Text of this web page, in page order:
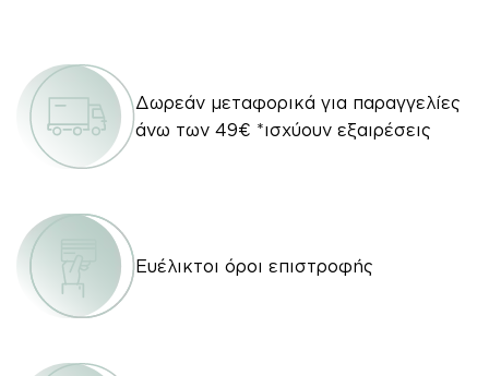
Δωρεάν μεταφορικά για παραγγελίες
άνω των 49€ *ισχύουν εξαιρέσεις
Ευέλικτοι όροι επιστροφής